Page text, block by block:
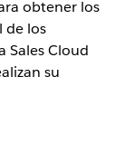
obtener los
de los
Sales Cloud
su